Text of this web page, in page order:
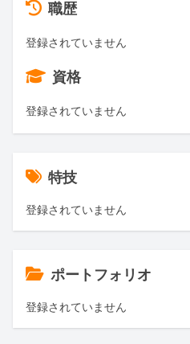
職歴
登録されていません
資格
登録されていません
特技
登録されていません
ポートフォリオ
登録されていません